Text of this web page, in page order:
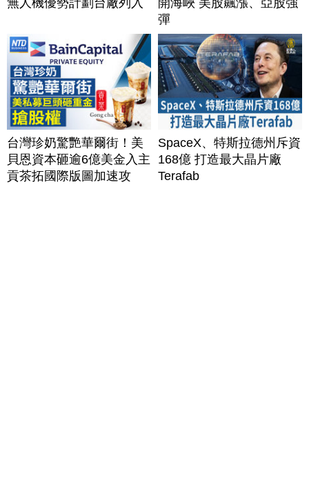
彈
台灣珍奶驚艷華爾街！美
貝恩資本砸逾6億美金入主
貢茶拓國際版圖加速攻
SpaceX、特斯拉德州斥資
168億 打造最大晶片廠
Terafab